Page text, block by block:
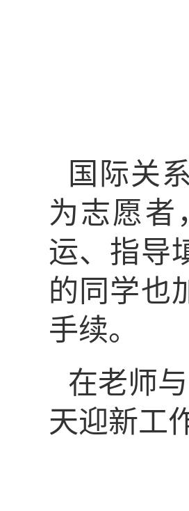
国际关
为志愿者
运、指导
的同学也
手续。
在老师
天迎新工